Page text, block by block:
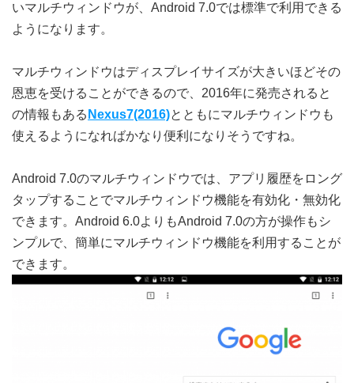
いマルチウィンドウが、Android 7.0では標準で利用できる
ようになります。
マルチウィンドウはディスプレイサイズが大きいほどその
恩恵を受けることができるので、2016年に発売されると
の情報もある Nexus7(2016)とともにマルチウィンドウも
使えるようになればかなり便利になりそうですね。
Android 7.0のマルチウィンドウでは、アプリ履歴をロング
タップすることでマルチウィンドウ機能を有効化・無効化
できます。Android 6.0よりもAndroid 7.0の方が操作もシ
ンプルで、簡単にマルチウィンドウ機能を利用することが
できます。